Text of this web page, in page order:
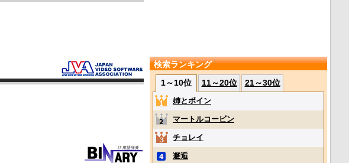
検索ランキング
1～10位
11～20位 21～30位
姉とボイン
マートルコービン
チョレイ
邂逅